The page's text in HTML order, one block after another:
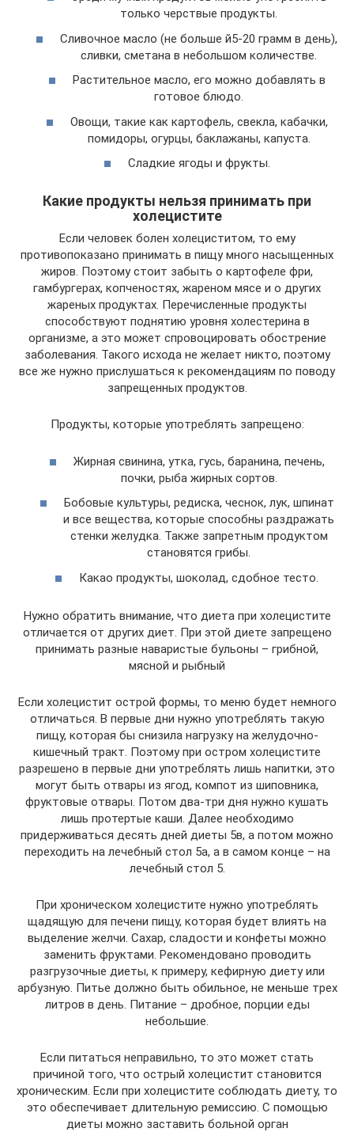
только черствые продукты.
Сливочное масло (не больше й5-20 грамм в день),
сливки, сметана в небольшом количестве.
Растительное масло, его можно добавлять в
готовое блюдо.
Овощи, такие как картофель, свекла, кабачки,
помидоры, огурцы, баклажаны, капуста.
Сладкие ягоды и фрукты.
Какие продукты нельзя принимать при
холецистите
Если человек болен холециститом, то ему
противопоказано принимать в пищу много насыщенных
жиров. Поэтому стоит забыть о картофеле фри,
гамбургерах, копченостях, жареном мясе и о других
жареных продуктах. Перечисленные продукты
способствуют поднятию уровня холестерина в
организме, а это может спровоцировать обострение
заболевания. Такого исхода не желает никто, поэтому
все же нужно прислушаться к рекомендациям по поводу
запрещенных продуктов.
Продукты, которые употреблять запрещено:
Жирная свинина, утка, гусь, баранина, печень,
почки, рыба жирных сортов.
Бобовые культуры, редиска, чеснок, лук, шпинат
и все вещества, которые способны раздражать
стенки желудка. Также запретным продуктом
становятся грибы.
Какао продукты, шоколад, сдобное тесто.
Нужно обратить внимание, что диета при холецистите
отличается от других диет. При этой диете запрещено
принимать разные наваристые бульоны – грибной,
мясной и рыбный
Если холецистит острой формы, то меню будет немного
отличаться. В первые дни нужно употреблять такую
пищу, которая бы снизила нагрузку на желудочно-
кишечный тракт. Поэтому при остром холецистите
разрешено в первые дни употреблять лишь напитки, это
могут быть отвары из ягод, компот из шиповника,
фруктовые отвары. Потом два-три дня нужно кушать
лишь протертые каши. Далее необходимо
придерживаться десять дней диеты 5в, а потом можно
переходить на лечебный стол 5а, а в самом конце – на
лечебный стол 5.
При хроническом холецистите нужно употреблять
щадящую для печени пищу, которая будет влиять на
выделение желчи. Сахар, сладости и конфеты можно
заменить фруктами. Рекомендовано проводить
разгрузочные диеты, к примеру, кефирную диету или
арбузную. Питье должно быть обильное, не меньше трех
литров в день. Питание – дробное, порции еды
небольшие.
Если питаться неправильно, то это может стать
причиной того, что острый холецистит становится
хроническим. Если при холецистите соблюдать диету, то
это обеспечивает длительную ремиссию. С помощью
диеты можно заставить больной орган